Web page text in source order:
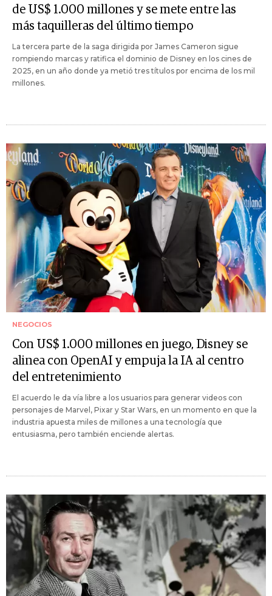
de US$ 1.000 millones y se mete entre las
más taquilleras del último tiempo
La tercera parte de la saga dirigida por James Cameron sigue
rompiendo marcas y ratifica el dominio de Disney en los cines de
2025, en un año donde ya metió tres títulos por encima de los mil
millones.
NEGOCIOS
Con US$ 1.000 millones en juego, Disney se
alinea con OpenAI y empuja la IA al centro
del entretenimiento
El acuerdo le da vía libre a los usuarios para generar videos con
personajes de Marvel, Pixar y Star Wars, en un momento en que la
industria apuesta miles de millones a una tecnología que
entusiasma, pero también enciende alertas.